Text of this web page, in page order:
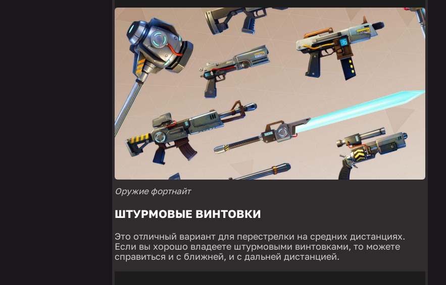
Оружие фортнайт
ШТУРМОВЫЕ ВИНТОВКИ
Это отличный вариант для перестрелки на средних дистанциях.
Если вы хорошо владеете штурмовыми винтовками, то можете
справиться и с ближней, и с дальней дистанцией.